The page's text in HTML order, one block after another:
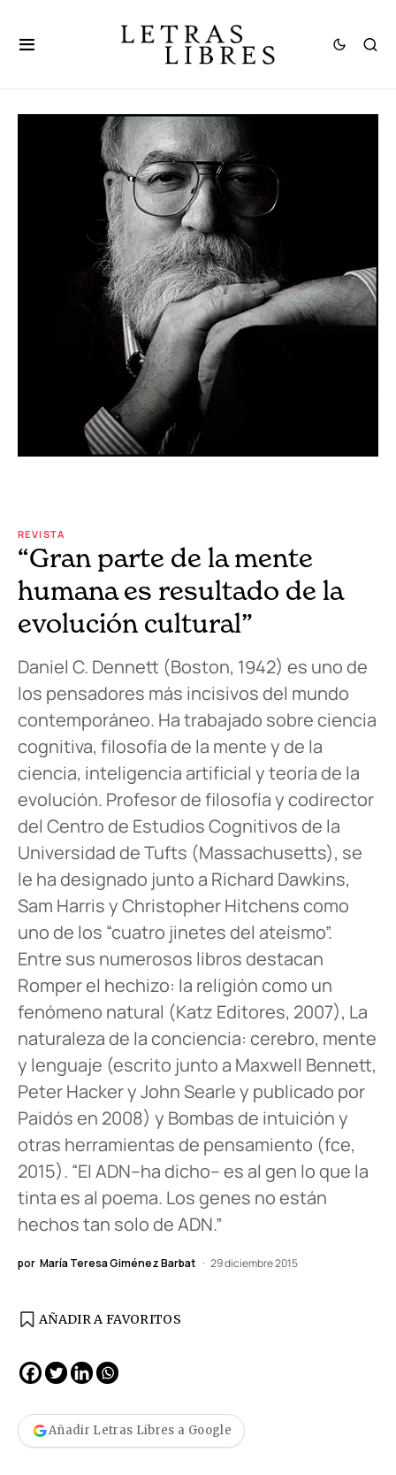
REVISTA
“Gran parte de la mente
humana es resultado de la
evolución cultural”
Daniel C. Dennett (Boston, 1942) es uno de
los pensadores más incisivos del mundo
contemporáneo. Ha trabajado sobre ciencia
cognitiva, filosofía de la mente y de la
ciencia, inteligencia artificial y teoría de la
evolución. Profesor de filosofía y codirector
del Centro de Estudios Cognitivos de la
Universidad de Tufts (Massachusetts), se
le ha designado junto a Richard Dawkins,
Sam Harris y Christopher Hitchens como
uno de los “cuatro jinetes del ateísmo”.
Entre sus numerosos libros destacan
Romper el hechizo: la religión como un
fenómeno natural (Katz Editores, 2007), La
naturaleza de la conciencia: cerebro, mente
y lenguaje (escrito junto a Maxwell Bennett,
Peter Hacker y John Searle y publicado por
Paidós en 2008) y Bombas de intuición y
otras herramientas de pensamiento (fce,
2015). “El ADN–ha dicho– es al gen lo que la
tinta es al poema. Los genes no están
hechos tan solo de ADN.”
por María Teresa Giménez Barbat 29 diciembre 2015
AÑADIR A FAVORITOS
Añadir Letras Libres a Google